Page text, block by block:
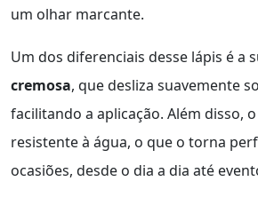
um olhar marcante.
Um dos diferenciais desse lápis é a
cremosa, que desliza suavemente
facilitando a aplicação. Além disso,
resistente à água, o que o torna
ocasiões, desde o dia a dia até